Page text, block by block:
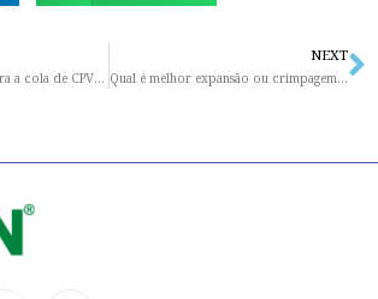
Quanto tempo leva para a cola de CPVC secar?
NEXT
Qual é melhor expansão ou crimpagem PEX?